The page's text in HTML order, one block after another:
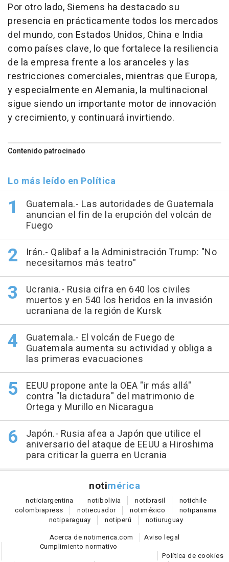
Por otro lado, Siemens ha destacado su
presencia en prácticamente todos los mercados
del mundo, con Estados Unidos, China e India
como países clave, lo que fortalece la resiliencia
de la empresa frente a los aranceles y las
restricciones comerciales, mientras que Europa,
y especialmente en Alemania, la multinacional
sigue siendo un importante motor de innovación
y crecimiento, y continuará invirtiendo.
Contenido patrocinado
Lo más leído en Política
Guatemala.- Las autoridades de Guatemala
anuncian el fin de la erupción del volcán de
Fuego
Irán.- Qalibaf a la Administración Trump: "No
necesitamos más teatro"
Ucrania.- Rusia cifra en 640 los civiles
muertos y en 540 los heridos en la invasión
ucraniana de la región de Kursk
Guatemala.- El volcán de Fuego de
Guatemala aumenta su actividad y obliga a
las primeras evacuaciones
EEUU propone ante la OEA "ir más allá"
contra "la dictadura" del matrimonio de
Ortega y Murillo en Nicaragua
Japón.- Rusia afea a Japón que utilice el
aniversario del ataque de EEUU a Hiroshima
para criticar la guerra en Ucrania
notimérica
noticiargentina notibolivia notibrasil notichile
colombiapress notiecuador notiméxico notipanama
notiparaguay notiperú notiuruguay
Acerca de notimerica.com
Aviso legal
Cumplimiento normativo
Política de cookies